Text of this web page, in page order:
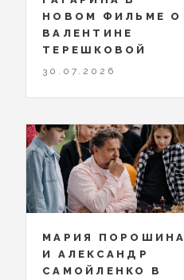
НОВОМ ФИЛЬМЕ О
ВАЛЕНТИНЕ
ТЕРЕШКОВОЙ
30.07.2026
МАРИЯ ПОРОШИНА
И АЛЕКСАНДР
САМОЙЛЕНКО В